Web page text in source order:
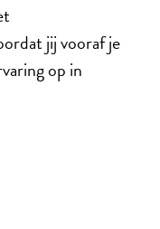
jij vooraf je
op in